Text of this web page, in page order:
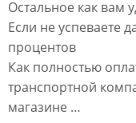
Остальное как вам
Если не успеваете
процентов
Как полностью
транспортной
магазине …